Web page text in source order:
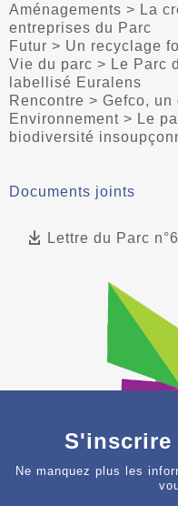
Aménagements > La
entreprises du Parc
Futur > Un recyclage
Vie du parc > Le Parc
labellisé Euralens
Rencontre > Gefco,
Environnement > Le
biodiversité
Documents joints
Lettre du Parc
S'inscrire
Ne manquez plus les